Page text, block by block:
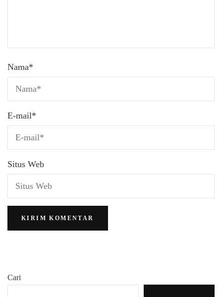
Nama*
E-mail*
Situs Web
Cari